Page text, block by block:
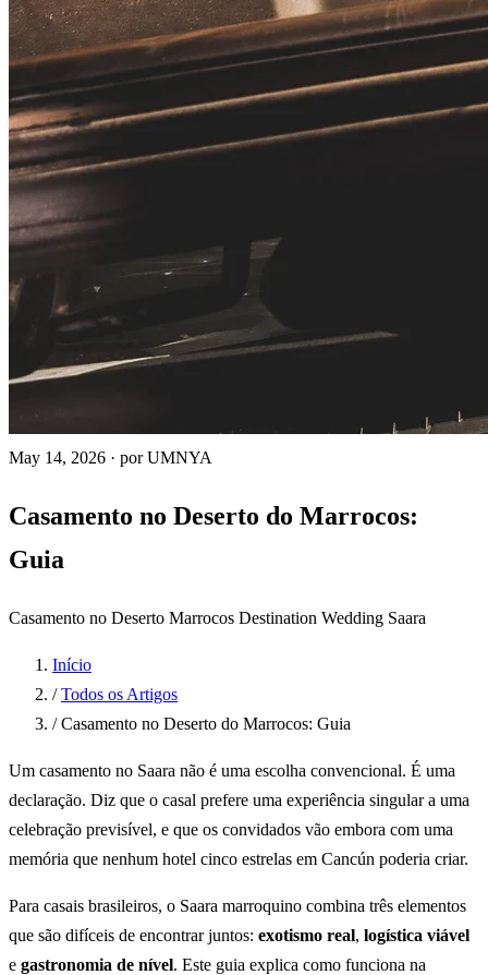
May 14, 2026 · por UMNYA
Casamento no Deserto do Marrocos:
Guia
Casamento no Deserto Marrocos Destination Wedding Saara
Início
/ Todos os Artigos
/ Casamento no Deserto do Marrocos: Guia
Um casamento no Saara não é uma escolha convencional. É uma
declaração. Diz que o casal prefere uma experiência singular a uma
celebração previsível, e que os convidados vão embora com uma
memória que nenhum hotel cinco estrelas em Cancún poderia criar.
Para casais brasileiros, o Saara marroquino combina três elementos
que são difíceis de encontrar juntos: exotismo real, logística viável
e gastronomia de nível. Este guia explica como funciona na